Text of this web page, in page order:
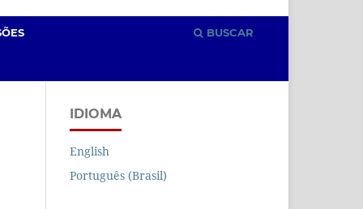
BUSCAR
IDIOMA
English
Português (Brasil)